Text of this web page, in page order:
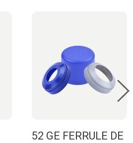
52 GE FERRULE DE